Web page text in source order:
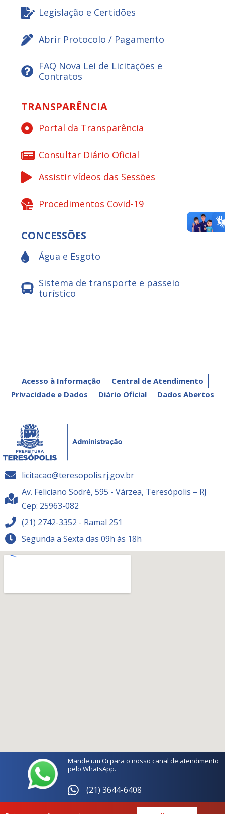
Legislação e Certidões
Abrir Protocolo / Pagamento
FAQ Nova Lei de Licitações e
Contratos
TRANSPARÊNCIA
Portal da Transparência
Consultar Diário Oficial
Assistir vídeos das Sessões
Procedimentos Covid-19
CONCESSÕES
Água e Esgoto
Sistema de transporte e passeio
turístico
Acesso à Informação
Central de Atendimento
Privacidade e Dados
Diário Oficial Dados Abertos
licitacao@teresopolis.rj.gov.br
Av. Feliciano Sodré, 595 - Várzea, Teresópolis – RJ
Cep: 25963-082
(21) 2742-3352 - Ramal 251
Segunda a Sexta das 09h às 18h
Mande um Oi para o nosso canal de atendimento
pelo WhatsApp.
(21) 3644-6408